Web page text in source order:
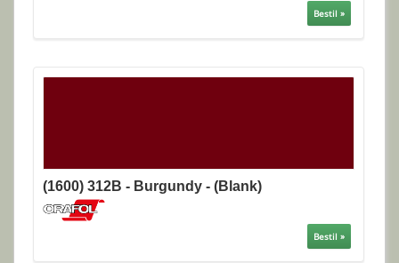
Bestil »
(1600) 312B - Burgundy - (Blank)
Bestil »